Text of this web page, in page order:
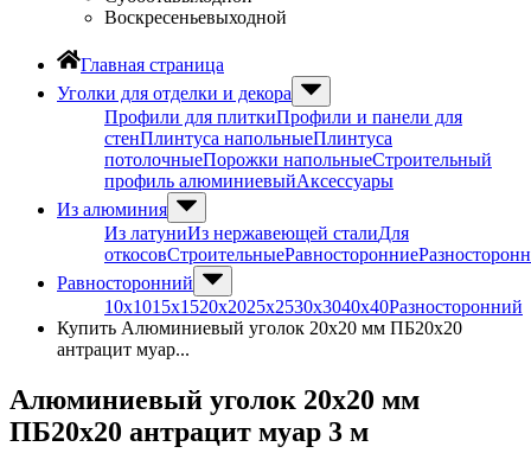
Воскресеньевыходной
Главная страница
Уголки для отделки и декора
Профили для плиткиПрофили и панели для
стенПлинтуса напольныеПлинтуса
потолочныеПорожки напольныеСтроительный
профиль алюминиевыйАксессуары
Из алюминия
Из латуниИз нержавеющей сталиДля
откосовСтроительныеРавносторонние
Равносторонний
10х1015х1520х2025х2530х3040х40Разносторонний
Купить Алюминиевый уголок 20х20 мм ПБ20х20
антрацит муар...
Алюминиевый уголок 20х20 мм
ПБ20х20 антрацит муар 3 м